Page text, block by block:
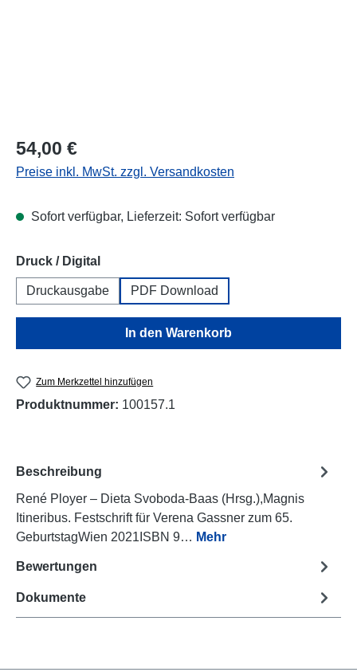
Regulärer Preis:
54,00 €
Preise inkl. MwSt. zzgl. Versandkosten
Sofort verfügbar, Lieferzeit: Sofort verfügbar
Druck / Digitalauswählen
Druckausgabe PDF Download
In den Warenkorb
Zum Merkzettel hinzufügen
Produktnummer: 100157.1
Beschreibung
René Ployer – Dieta Svoboda-Baas (Hrsg.),Magnis
Itineribus. Festschrift für Verena Gassner zum 65.
GeburtstagWien 2021ISBN 9… Mehr
Bewertungen
Dokumente